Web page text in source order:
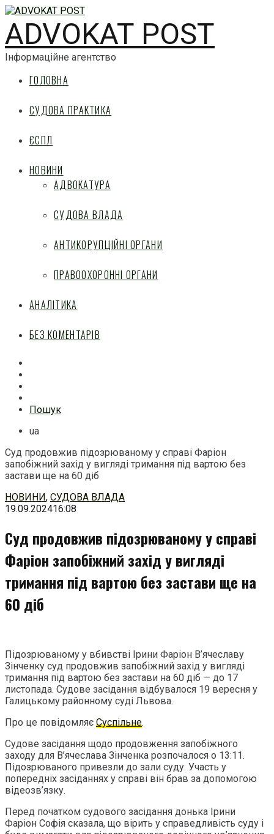
ADVOKAT POST
Інформаційне агентство
ГОЛОВНА
СУДОВА ПРАКТИКА
ЄСПЛ
НОВИНИ
АДВОКАТУРА
СУДОВА ВЛАДА
АНТИКОРУПЦІЙНІ ОРГАНИ
ПРАВООХОРОННІ ОРГАНИ
АНАЛІТИКА
БЕЗ КОМЕНТАРІВ
Пошук
ua
Суд продовжив підозрюваному у справі Фаріон
запобіжний захід у вигляді тримання під вартою без
застави ще на 60 діб
Перейти
до
НОВИНИ, СУДОВА ВЛАДА
19.09.202416:08
Суд продовжив підозрюваному у справі
Фаріон запобіжний захід у вигляді
тримання під вартою без застави ще на
60 діб
Підозрюваному у вбивстві Ірини Фаріон В’ячеславу
Зінченку суд продовжив запобіжний захід у вигляді
тримання під вартою без застави на 60 діб — до 17
листопада. Судове засідання відбувалося 19 вересня у
Галицькому районному суді Львова.
Про це повідомляє Суспільне.
Судове засідання щодо продовження запобіжного
заходу для В’ячеслава Зінченка розпочалося о 13:11.
Підозрюваного привезли до зали суду. Участь у
попередніх засіданнях у справі він брав за допомогою
відеозв’язку.
Перед початком судового засідання донька Ірини
Фаріон Софія сказала, що вірить у справедливість суду і